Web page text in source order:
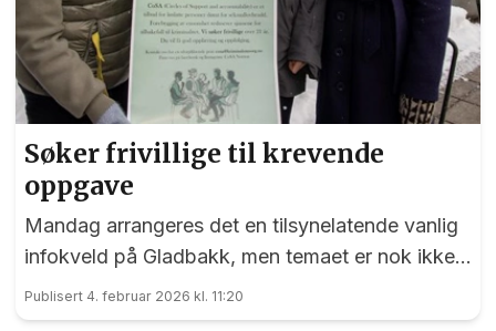
Søker frivillige til krevende
oppgave
Mandag arrangeres det en tilsynelatende vanlig
infokveld på Gladbakk, men temaet er nok ikke
det enkleste å snakke om rundt middagsbordet.
Men kanskje nettopp derfor er det så viktig at
Publisert 4. februar 2026 kl. 11:20